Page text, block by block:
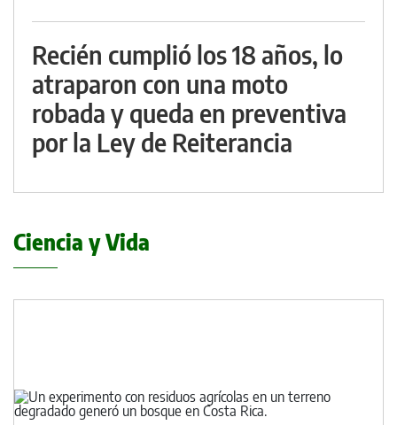
Recién cumplió los 18 años, lo
atraparon con una moto
robada y queda en preventiva
por la Ley de Reiterancia
Ciencia y Vida